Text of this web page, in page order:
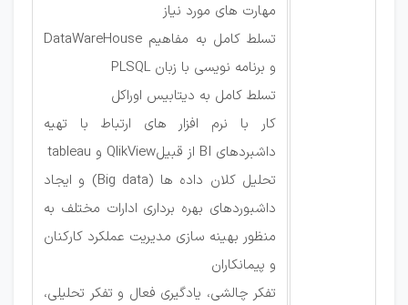
مهارت های مورد نیاز
تسلط کامل به مفاهیم DataWareHouse
و برنامه نویسی با زبان PLSQL
تسلط کامل به دیتابیس اوراکل
کار با نرم افزار های ارتباط با تهیه
داشبردهای BI از قبیلQlikView و tableau
تحلیل کلان داده ها (Big data) و ایجاد
داشبوردهای بهره برداری ادارات مختلف به
منظور بهینه سازی مدیریت عملکرد کارکنان
و پیمانکاران
تفکر چالشی، یادگیری فعال و تفکر تحلیلی،